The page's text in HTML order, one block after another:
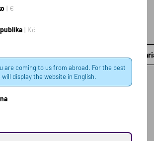
€
Kč
are coming to us from abroad. For the best
display the website in English.